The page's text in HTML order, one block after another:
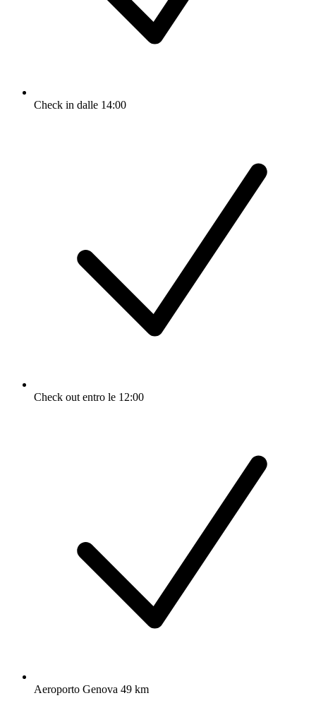
Check in dalle 14:00
Check out entro le 12:00
Aeroporto Genova 49 km